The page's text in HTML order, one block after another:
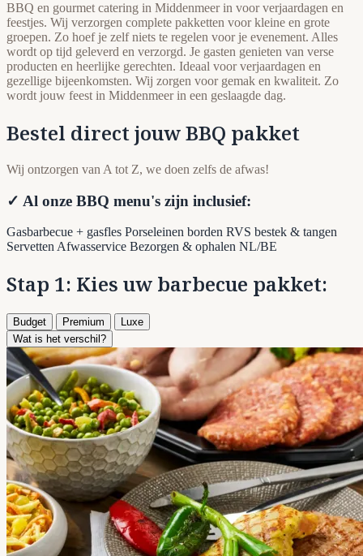
BBQ en gourmet catering in Middenmeer in voor verjaardagen en
feestjes. Wij verzorgen complete pakketten voor kleine en grote
groepen. Zo hoef je zelf niets te regelen voor je evenement. Alles
wordt op tijd geleverd en verzorgd. Je gasten genieten van verse
producten en heerlijke gerechten. Ideaal voor verjaardagen en
gezellige bijeenkomsten. Wij zorgen voor gemak en kwaliteit. Zo
wordt jouw feest in Middenmeer in een geslaagde dag.
Bestel direct jouw BBQ pakket
Wij ontzorgen van A tot Z, we doen zelfs de afwas!
✓ Al onze BBQ menu's zijn inclusief:
Gasbarbecue + gasfles Porseleinen borden RVS bestek & tangen
Servetten Afwasservice Bezorgen & ophalen NL/BE
Stap 1: Kies uw barbecue pakket:
Budget Premium
Luxe
Wat is het verschil?